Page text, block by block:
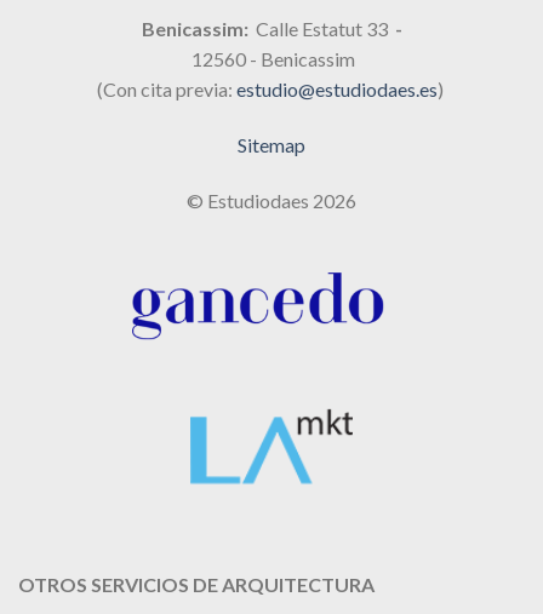
Benicassim: Calle Estatut 33 -
12560 - Benicassim
(Con cita previa: estudio@estudiodaes.es)
Sitemap
© Estudiodaes 2026
OTROS SERVICIOS DE ARQUITECTURA